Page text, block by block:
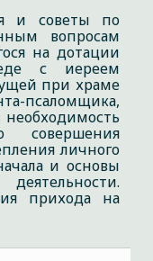
и советы по
вопросам
на дотации
с иереем
при храме
совершения
личного
и основы
прихода на